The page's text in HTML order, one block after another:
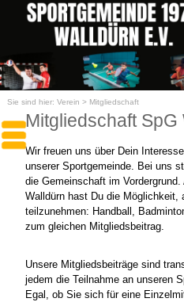
Sie sind hier: Verein > Mitgliedschaft
Mitgliedschaft SpG
Wir freuen uns über Dein
unserer Sportgemeinde. Bei uns
die Gemeinschaft im
Walldürn hast Du die Möglichkeit,
teilzunehmen: Handball,
zum gleichen Mitgliedsbeitrag.
Unsere Mitgliedsbeiträge sind
jedem die Teilnahme an unseren
Egal, ob Sie sich für eine